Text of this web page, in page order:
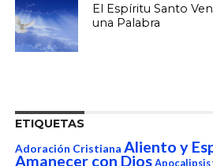
El Espíritu Santo
una Palabra
ETIQUETAS
Adoración Cristiana Aliento y
Amanecer con Dios Apocalipsis